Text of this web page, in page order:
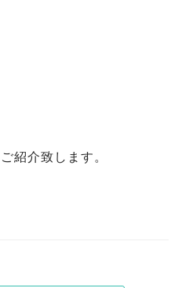
紹介致します。